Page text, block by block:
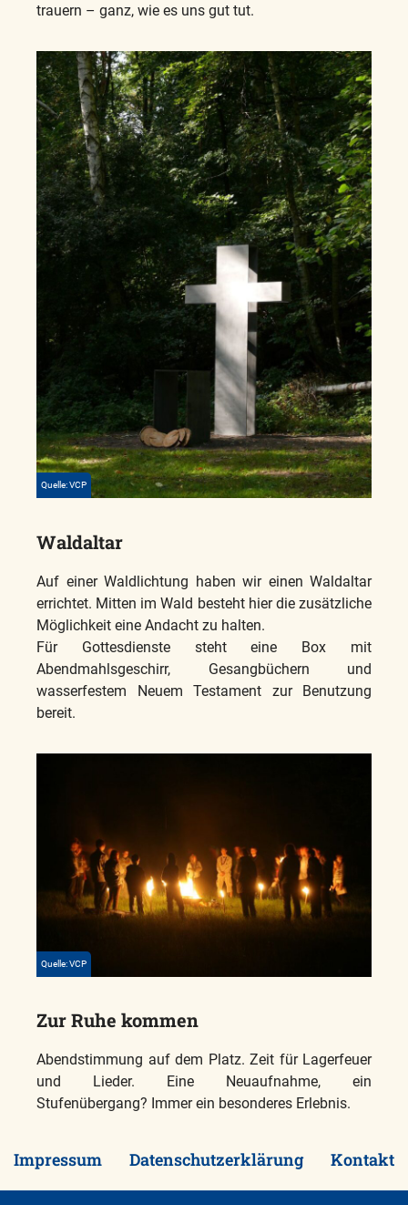
trauern – ganz, wie es uns gut tut.
Quelle: VCP
Waldaltar
Auf einer Waldlichtung haben wir einen Waldaltar
errichtet. Mitten im Wald besteht hier die zusätzliche
Möglichkeit eine Andacht zu halten.
Für Gottesdienste steht eine Box mit
Abendmahlsgeschirr, Gesangbüchern und
wasserfestem Neuem Testament zur Benutzung
bereit.
Quelle: VCP
Zur Ruhe kommen
Abendstimmung auf dem Platz. Zeit für Lagerfeuer
und Lieder. Eine Neuaufnahme, ein
Stufenübergang? Immer ein besonderes Erlebnis.
Impressum Datenschutzerklärung Kontakt